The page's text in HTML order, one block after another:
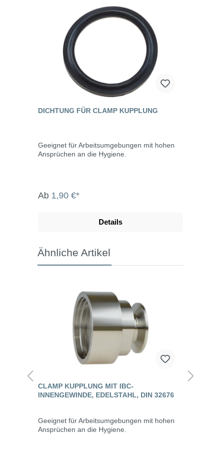
DICHTUNG FÜR CLAMP KUPPLUNG
Geeignet für Arbeitsumgebungen mit hohen
Ansprüchen an die Hygiene.
Ab 1,90 €*
Details
Ähnliche Artikel
CLAMP KUPPLUNG MIT IBC-
INNENGEWINDE, EDELSTAHL, DIN 32676
Geeignet für Arbeitsumgebungen mit hohen
Ansprüchen an die Hygiene.